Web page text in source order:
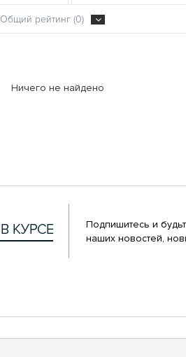
Общий рейтинг (0)
Ничего не найдено
Подпишитесь и
наших новостей,